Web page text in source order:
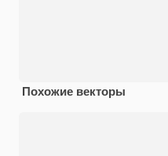
Похожие векторы